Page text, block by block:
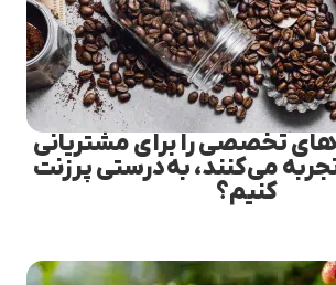
تخصصی را برای مشتریانی
می‌کنند، به‌درستی پرزنت
کنیم؟